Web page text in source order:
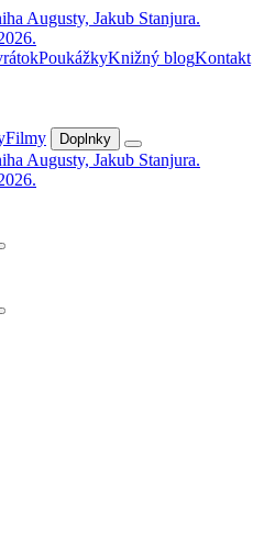
PoukážkyKnižný blogKontakt
Filmy Doplnky